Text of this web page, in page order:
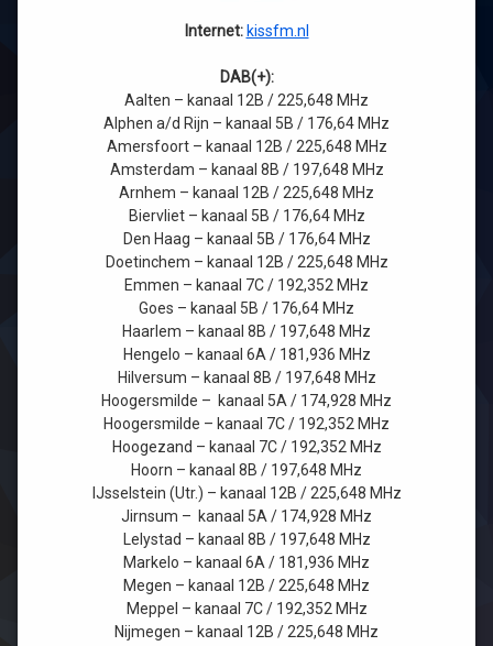
Internet: kissfm.nl
DAB(+):
Aalten – kanaal 12B / 225,648 MHz
Alphen a/d Rijn – kanaal 5B / 176,64 MHz
Amersfoort – kanaal 12B / 225,648 MHz
Amsterdam – kanaal 8B / 197,648 MHz
Arnhem – kanaal 12B / 225,648 MHz
Biervliet – kanaal 5B / 176,64 MHz
Den Haag – kanaal 5B / 176,64 MHz
Doetinchem – kanaal 12B / 225,648 MHz
Emmen – kanaal 7C / 192,352 MHz
Goes – kanaal 5B / 176,64 MHz
Haarlem – kanaal 8B / 197,648 MHz
Hengelo – kanaal 6A / 181,936 MHz
Hilversum – kanaal 8B / 197,648 MHz
Hoogersmilde – kanaal 5A / 174,928 MHz
Hoogersmilde – kanaal 7C / 192,352 MHz
Hoogezand – kanaal 7C / 192,352 MHz
Hoorn – kanaal 8B / 197,648 MHz
IJsselstein (Utr.) – kanaal 12B / 225,648 MHz
Jirnsum – kanaal 5A / 174,928 MHz
Lelystad – kanaal 8B / 197,648 MHz
Markelo – kanaal 6A / 181,936 MHz
Megen – kanaal 12B / 225,648 MHz
Meppel – kanaal 7C / 192,352 MHz
Nijmegen – kanaal 12B / 225,648 MHz